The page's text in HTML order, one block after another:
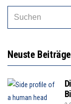
Neuste Beiträge